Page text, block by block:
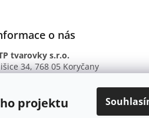
projektu
o nás
tvarovky s.r.o.
34, 768 05 Koryčany
ú.: 2301934375/2010 (Fio banka)